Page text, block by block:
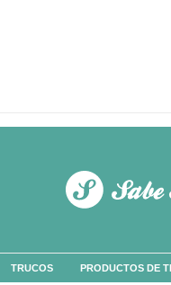
TRUCOS PRODUCTOS DE